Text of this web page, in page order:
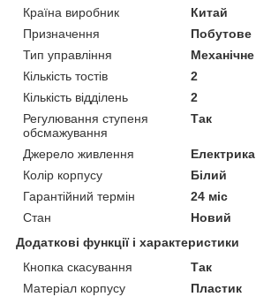
Країна виробник
Китай
Призначення
Побутове
Тип управління
Механічне
Кількість тостів
2
Кількість відділень
2
Регулювання ступеня
обсмажування
Так
Джерело живлення
Електрика
Колір корпусу
Білий
Гарантійний термін
24 міс
Стан
Новий
Додаткові функції і характеристики
Кнопка скасування
Так
Матеріал корпусу
Пластик